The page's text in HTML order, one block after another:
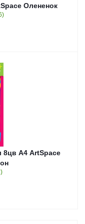
8цв ArtSpace Олененок
8цв А4 ArtSpace